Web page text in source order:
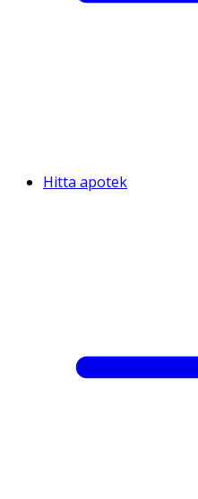
Hitta apotek